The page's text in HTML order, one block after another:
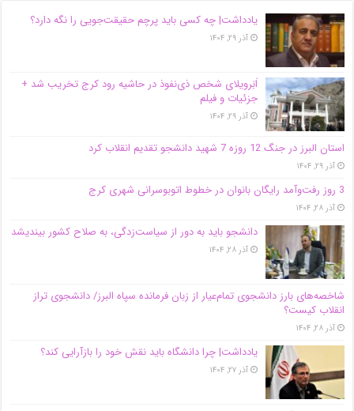
یادداشت| ‌چه کسی باید پرچم حقیقت‌جویی را نگه دارد؟
آذر ۲۹, ۱۴۰۴
اَبَر‌ویلای شخص ذی‌نفوذ در حاشیه‌ رود کرج تخریب شد +
جزئیات و فیلم
آذر ۲۹, ۱۴۰۴
استان البرز در جنگ 12 روزه 7 شهید دانشجو تقدیم انقلاب کرد
آذر ۲۹, ۱۴۰۴
3 روز رفت‌وآمد رایگان بانوان در خطوط اتوبوسرانی شهری کرج
آذر ۲۸, ۱۴۰۴
دانشجو باید به دور از سیاست‌زدگی، به صلاح کشور بیندیشد
آذر ۲۸, ۱۴۰۴
شاخصه‌های بارز دانشجوی تمام‌عیار از زبان فرمانده سپاه البرز/ دانشجوی تراز
انقلاب کیست؟
آذر ۲۸, ۱۴۰۴
یادداشت| چرا دانشگاه باید نقش خود را بازآرایی کند؟
آذر ۲۷, ۱۴۰۴